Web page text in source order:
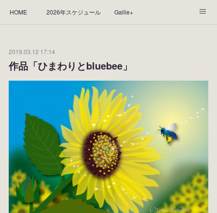
HOME 2026年スケジュール Gallie+
“Kasane Style Art”って？ Yorie's Tapestry Yorie's Goods
作品のレンタルについて 2025年足跡
2024年 の足跡 2023*足跡 2022年の足あと
2021あしあと 2020年あしあと 2019年足あと
2018年あしあと
2019.03.12 17:14
作品「ひまわりとbluebee」